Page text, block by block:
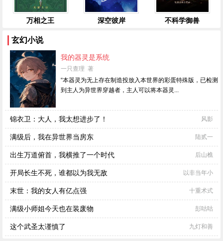
万相之王 深空彼岸 不科学御兽
玄幻小说
我的器灵是系统
一只查理 著
“本器灵为无上存在制造投放入本世界的彩蛋特殊版，已检测
到主人为异世界穿越者，主人可以将本器灵...
锦衣卫：大人，我太想进步了！ 风影
满级后，我在异世界当房东 陆贰一
出生万道俯首，我横推了一个时代 后山樵
开局长生不死，谁都以为我无敌 以非当年小
末世：我的女人有亿点强 十重术式
满级小师姐今天也在装废物 彭咕咕
这个武圣太谨慎了 九灯和善